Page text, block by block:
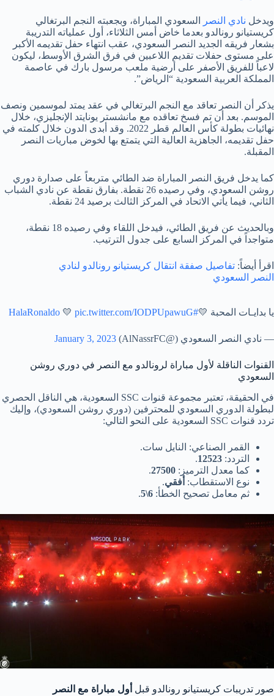
ويدخل نادي النصر
السعودي المباراة، وبجعبته النجم البرتغالي
كريستيانو رونالدو بعدما خاض أمس الثلاثاء، أول عملياته التدريبة
بشعار فريقه الجديد النصر السعودي، عقب انتهاء حفل تقديمه الأكبر
على مستوى حفلات تقديم اللاعبين في فرق الشرق الأوسط، ليكون
لاعباً للفريق الأصفر على أرضية ملعب مرسول بارك في عاصمة
المملكة العربية السعودية “الرياض”.
يذكر أن النصر تعاقد مع النجم البرتغالي في عقد يمتد لموسمين ونصف
الموسم. بعد أن تم فسخ تعاقده مع مانشستر يونايتد الإنجليزي، خلال
نهائيات بطولة كأس العالم قطر 2022. وقد أبدى الدون خلال كلمته في
حفل تقديمه، الجاهزية العالية التي يتمتع بها لخوض مباريات النصر
المقبلة.
كما يدخل فريق النصر المباراة ضد الطائي متربعاً على صدارة دوري
روشن السعودي، وفي رصيده 26 نقطة. بفارق نقطة عن نادي الشباب
الثاني، فيما يأتي الاتحاد في المركز الثالث برصيد 24 نقطة.
وبالحديث عن فريق الطائي، فيدخل اللقاء وفي رصيده 18 نقطة،
متواجداً في المركز السابع على جدول الترتيب.
اقرأ أيضاً: تفاصيل صفقة انتقال كريستيانو رونالدو لنادي
النصر السعودي
يا بدايـات المحبة 💛#HalaRonaldo
💛 pic.twitter.com/IODPUpawuG
— نادي النصر السعودي (@AlNassrFC) January 3, 2023
القنوات الناقلة لأول مباراة لرونالدو مع النصر في دوري روشن
السعودي
في الحقيقة، تعتبر مجموعة قنوات SSC السعودية، هي الناقل الحصري
لبطولة الدوري السعودي للمحترفين (دوري روشن السعودي)، وإليك
تردد قنوات SSC السعودية على النحو التالي:
القمر الصناعي: النايل سات.
التردد: 12523
.
كما معدل الترميز: 27500
.
نوع الاستقطاب: أفقي.
ثم معامل تصحيح الخطأ: 6\5
.
صور تدريبات كريستيانو رونالدو قبل أول مباراة مع النصر